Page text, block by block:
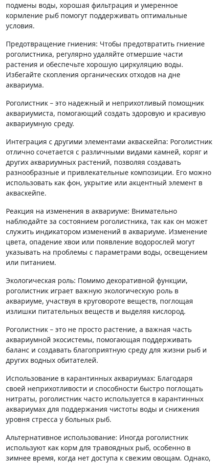
подмены воды, хорошая фильтрация и умеренное
кормление рыб помогут поддерживать оптимальные
условия.
Предотвращение гниения: Чтобы предотвратить гниение
роголистника, регулярно удаляйте отмершие части
растения и обеспечьте хорошую циркуляцию воды.
Избегайте скопления органических отходов на дне
аквариума.
Роголистник – это надежный и неприхотливый помощник
аквариумиста, помогающий создать здоровую и красивую
аквариумную среду.
Интеграция с другими элементами акваскейпа: Роголистник
отлично сочетается с различными видами камней, коряг и
других аквариумных растений, позволяя создавать
разнообразные и привлекательные композиции. Его можно
использовать как фон, укрытие или акцентный элемент в
акваскейпе.
Реакция на изменения в аквариуме: Внимательно
наблюдайте за состоянием роголистника, так как он может
служить индикатором изменений в аквариуме. Изменение
цвета, опадение хвои или появление водорослей могут
указывать на проблемы с параметрами воды, освещением
или питанием.
Экологическая роль: Помимо декоративной функции,
роголистник играет важную экологическую роль в
аквариуме, участвуя в круговороте веществ, поглощая
излишки питательных веществ и выделяя кислород.
Роголистник – это не просто растение, а важная часть
аквариумной экосистемы, помогающая поддерживать
баланс и создавать благоприятную среду для жизни рыб и
других водных обитателей.
Использование в карантинных аквариумах: Благодаря
своей неприхотливости и способности быстро поглощать
нитраты, роголистник часто используется в карантинных
аквариумах для поддержания чистоты воды и снижения
уровня стресса у больных рыб.
Альтернативное использование: Иногда роголистник
используют как корм для травоядных рыб, особенно в
зимнее время, когда нет доступа к свежим овощам. Однако,